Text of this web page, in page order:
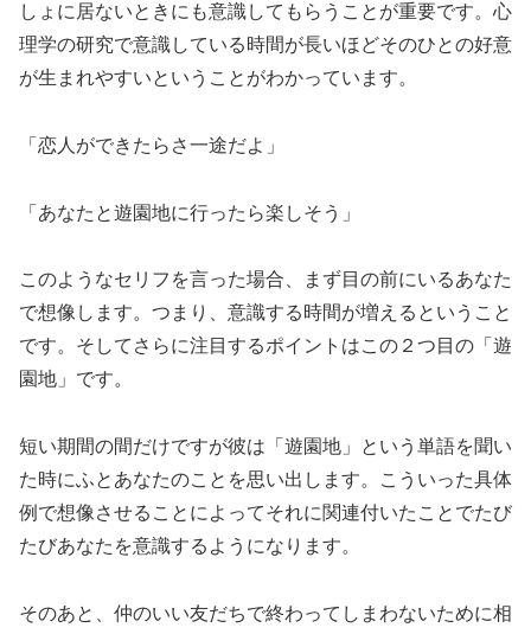
しょに居ないときにも意識してもらうことが重要です。心
理学の研究で意識している時間が長いほどそのひとの好意
が生まれやすいということがわかっています。
「恋人ができたらさ一途だよ」
「あなたと遊園地に行ったら楽しそう」
このようなセリフを言った場合、まず目の前にいるあなた
で想像します。つまり、意識する時間が増えるということ
です。そしてさらに注目するポイントはこの２つ目の「遊
園地」です。
短い期間の間だけですが彼は「遊園地」という単語を聞い
た時にふとあなたのことを思い出します。こういった具体
例で想像させることによってそれに関連付いたことでたび
たびあなたを意識するようになります。
そのあと、仲のいい友だちで終わってしまわないために相